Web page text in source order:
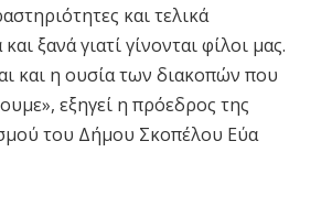
και τελικά
ξανά γιατί γίνονται φίλοι μας.
και η ουσία των διακοπών που
εξηγεί η πρόεδρος της
του Δήμου Σκοπέλου Εύα